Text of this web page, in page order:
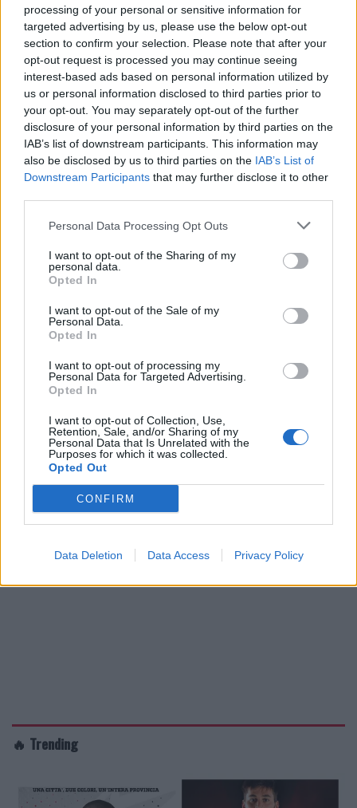
processing of your personal or sensitive information for
targeted advertising by us, please use the below opt-out
section to confirm your selection. Please note that after your
opt-out request is processed you may continue seeing
interest-based ads based on personal information utilized by
us or personal information disclosed to third parties prior to
your opt-out. You may separately opt-out of the further
disclosure of your personal information by third parties on the
IAB’s list of downstream participants. This information may
also be disclosed by us to third parties on the IAB’s List of
Downstream Participants that may further disclose it to other
Personal Data Processing Opt Outs
I want to opt-out of the Sharing of my
personal data.
Opted In
I want to opt-out of the Sale of my
Personal Data.
Opted In
I want to opt-out of processing my
Personal Data for Targeted Advertising.
Opted In
I want to opt-out of Collection, Use,
Retention, Sale, and/or Sharing of my
Personal Data that Is Unrelated with the
Purposes for which it was collected.
Opted Out
CONFIRM
Data Deletion Data Access Privacy Policy
🔥 Trending